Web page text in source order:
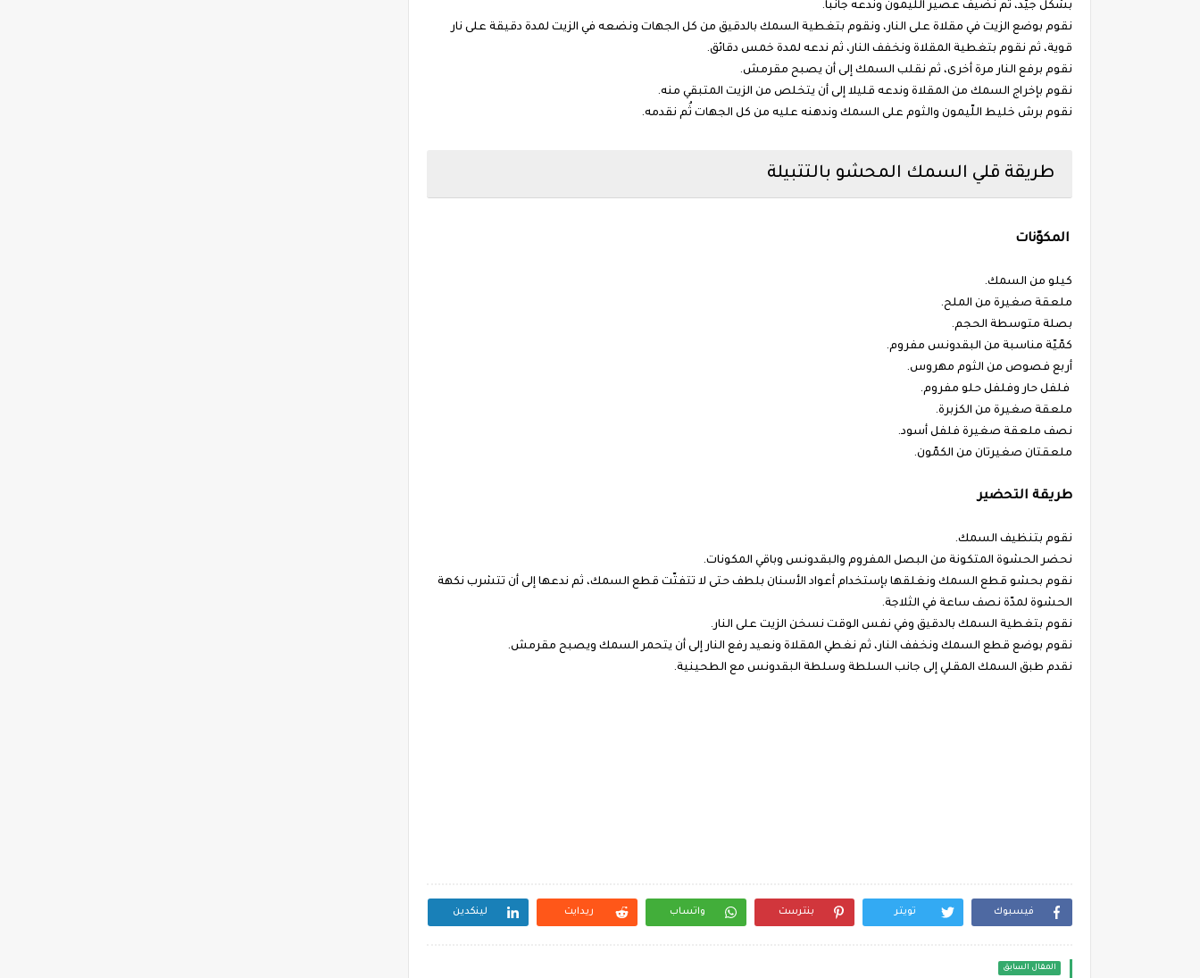
بشكل جيّد، ثم نضيف عصير الليمون وندعه جانبا.
نقوم بوضع الزيت في مقلاة على النار، ونقوم بتغطية السمك بالدقيق من كل الجهات ونضعه في الزيت لمدة دقيقة على نار
قوية، ثم نقوم بتغطية المقلاة ونخفف النار، ثم ندعه لمدة خمس دقائق.
نقوم برفع النار مرة أخرى، ثم نقلب السمك إلى أن يصبح مقرمش.
نقوم بإخراج السمك من المقلاة وندعه قليلا إلى أن يتخلص من الزيت المتبقي منه.
نقوم برش خليط اللّيمون والثوم على السمك وندهنه عليه من كل الجهات ثُم نقدمه.
طريقة قلي السمك المحشو بالتتبيلة
المكوّنات
كيلو من السمك.
ملعقة صغيرة من الملح.
بصلة متوسطة الحجم.
كمّيّة مناسبة من البقدونس مفروم.
أربع فصوص من الثوم مهروس.
فلفل حار وفلفل حلو مفروم.
ملعقة صغيرة من الكزبرة.
نصف ملعقة صغيرة فلفل أسود.
ملعقتان صغيرتان من الكمّون.
طريقة التحضير
نقوم بتنظيف السمك.
نحضر الحشوة المتكونة من البصل المفروم والبقدونس وباقي المكونات.
نقوم بحشو قطع السمك ونغلقها بإستخدام أعواد الأسنان بلطف حتى لا تتفتّت قطع السمك، ثم ندعها إلى أن تتشرب نكهة
الحشوة لمدّة نصف ساعة في الثلاجة.
نقوم بتغطية السمك بالدقيق وفي نفس الوقت نسخن الزيت على النار.
نقوم بوضع قطع السمك ونخفف النار، ثم نغطي المقلاة ونعيد رفع النار إلى أن يتحمر السمك ويصبح مقرمش.
نقدم طبق السمك المقلي إلى جانب السلطة وسلطة البقدونس مع الطحينية.
فيسبوك تويتر بنترست واتساب ريدايت لينكدين
المقال السابق